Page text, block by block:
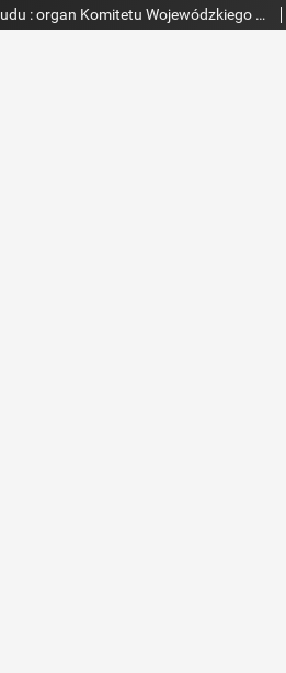
Słowo Ludu : organ Komitetu Wojewódzkiego Polskiej Zjednoczonej Partii Robotniczej, 1984, R.XXXV, nr 94